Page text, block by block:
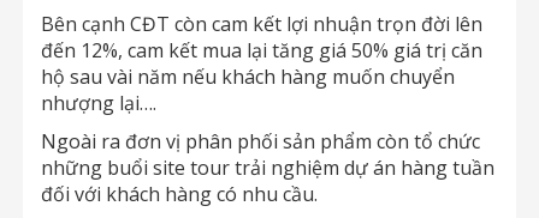
Bên cạnh CĐT còn cam kết lợi nhuận trọn đời lên
đến 12%, cam kết mua lại tăng giá 50% giá trị căn
hộ sau vài năm nếu khách hàng muốn chuyển
nhượng lại….
Ngoài ra đơn vị phân phối sản phẩm còn tổ chức
những buổi site tour trải nghiệm dự án hàng tuần
đối với khách hàng có nhu cầu.